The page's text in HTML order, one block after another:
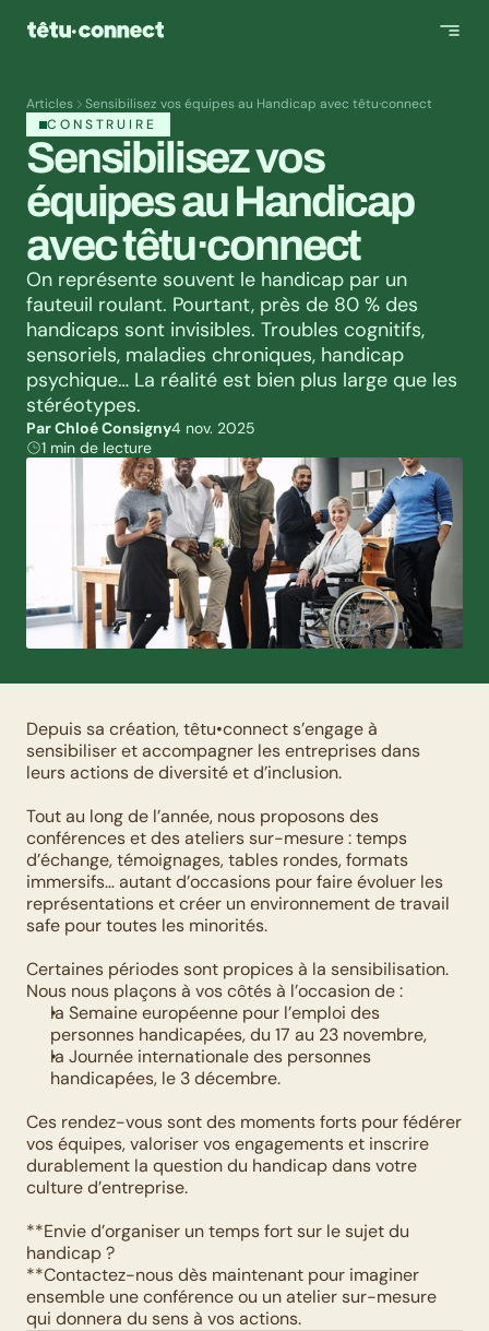
Articles
Sensibilisez vos équipes au Handicap avec têtu·connect
CONSTRUIRE
Sensibilisez vos
équipes au Handicap
avec têtu·connect
On représente souvent le handicap par un
fauteuil roulant. Pourtant, près de 80 % des
handicaps sont invisibles. Troubles cognitifs,
sensoriels, maladies chroniques, handicap
psychique… La réalité est bien plus large que les
stéréotypes.
Par Chloé Consigny4 nov. 2025
1 min de lecture
Depuis sa création, têtu•connect s’engage à
sensibiliser et accompagner les entreprises dans
leurs actions de diversité et d’inclusion.
Tout au long de l’année, nous proposons des
conférences et des ateliers sur-mesure : temps
d’échange, témoignages, tables rondes, formats
immersifs… autant d’occasions pour faire évoluer les
représentations et créer un environnement de travail
safe pour toutes les minorités.
Certaines périodes sont propices à la sensibilisation.
Nous nous plaçons à vos côtés à l’occasion de :
la Semaine européenne pour l’emploi des
personnes handicapées, du 17 au 23 novembre,
la Journée internationale des personnes
handicapées, le 3 décembre.
Ces rendez-vous sont des moments forts pour fédérer
vos équipes, valoriser vos engagements et inscrire
durablement la question du handicap dans votre
culture d’entreprise.
**Envie d’organiser un temps fort sur le sujet du
handicap ?
**Contactez-nous dès maintenant pour imaginer
ensemble une conférence ou un atelier sur-mesure
qui donnera du sens à vos actions.